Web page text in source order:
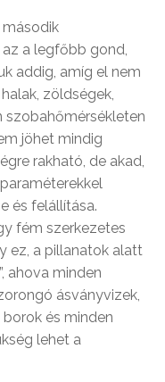
a legfőbb gond,
addig, amíg el nem
zöldségek,
szobahőmérsékleten
jöhet mindig
rakható, de akad,
és felállítása.
fém szerkezetes
ez, a pillanatok alatt
ahova minden
ásványvizek,
és minden
lehet a